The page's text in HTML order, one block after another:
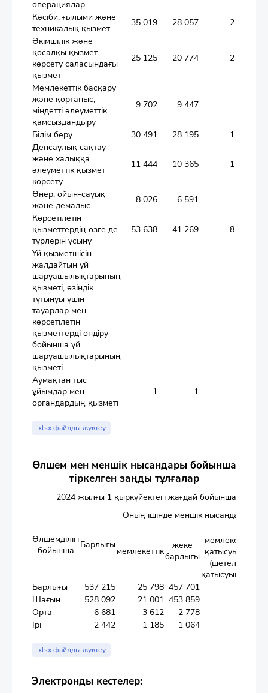
операциялар
Кәсіби, ғылыми және
техникалық қызмет
35 019 28 057 2 830
Әкімшілік және
қосалқы қызмет
көрсету саласындағы
қызмет
25 125 20 774 2 084
Мемлекеттік басқару
және қорғаныс;
міндетті әлеуметтік
қамсыздандыру
9 702 9 447
Білім беру 30 491 28 195 1 905
Денсаулық сақтау
және халыққа
әлеуметтік қызмет
көрсету
11 444 10 365 1 002
Өнер, ойын-сауық
және демалыс
8 026 6 591
Көрсетілетін
қызметтердің өзге де
түрлерін ұсыну
53 638 41 269 8 560
Үй қызметшісін
жалдайтын үй
шаруашылықтарының
қызметі, өзіндік
тұтынуы үшін
тауарлар мен
көрсетілетін
қызметтерді өндіру
бойынша үй
шаруашылықтарының
қызметі
- -
Аумақтан тыс
ұйымдар мен
органдардың қызметі
1 1
.xlsx файлды жүктеу
Өлшем мен меншік нысандары бойынша
тіркелген заңды тұлғалар
2024 жылғы 1 қыркүйектегі жағдай бойынша
Өлшемділігі
бойынша
Барлығы
Оның ішінде меншік нысандары
мемлекеттік
жеке
барлығы
мемлекеттің
қатысуымен
(шетелдің
қатысуынсыз)
Барлығы
537 215 25 798 457 701
Шағын
528 092 21 001 453 859
Орта
6 681 3 612 2 778
Ірі
2 442 1 185 1 064
.xlsx файлды жүктеу
Электронды кестелер: